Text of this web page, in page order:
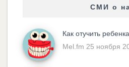
СМИ о
Как отучить
Mel.fm 25 ноября